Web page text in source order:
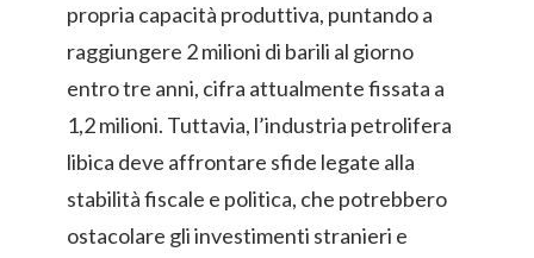
propria capacità produttiva, puntando a
raggiungere 2 milioni di barili al giorno
entro tre anni, cifra attualmente fissata a
1,2 milioni. Tuttavia, l’industria petrolifera
libica deve affrontare sfide legate alla
stabilità fiscale e politica, che potrebbero
ostacolare gli investimenti stranieri e